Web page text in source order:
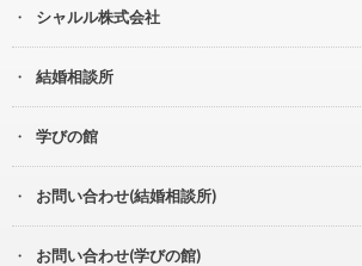
シャルル株式会社
結婚相談所
学びの館
お問い合わせ(結婚相談所)
お問い合わせ(学びの館)